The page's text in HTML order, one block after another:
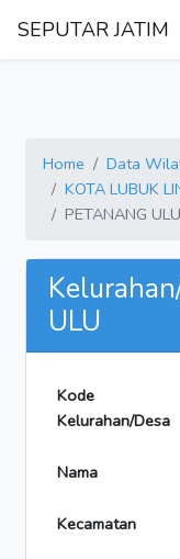
SEPUTAR JATIM
Home Data
KOTA LUBUK
PETANANG ULU
ULU
Kode
Kelurahan/Desa
Nama
Kecamatan